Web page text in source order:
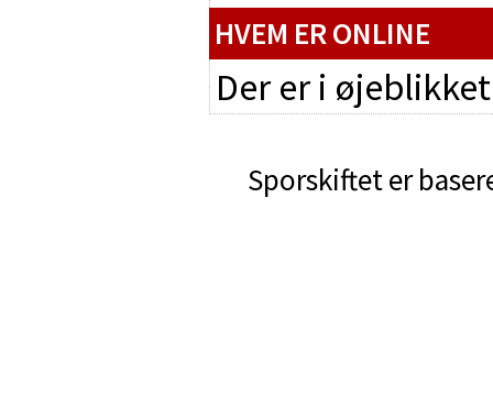
HVEM ER ONLINE
Der er i
Sporskiftet er